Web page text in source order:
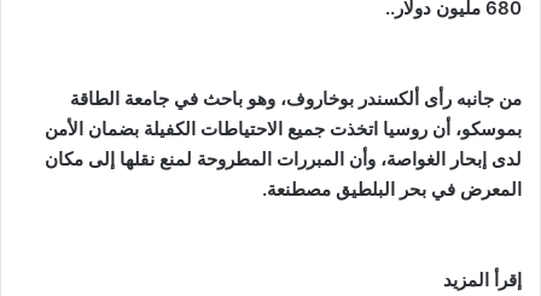
680 مليون دولار..
من جانبه رأى ألكسندر بوخاروف، وهو باحث في جامعة الطاقة
بموسكو، أن روسيا اتخذت جميع الاحتياطات الكفيلة بضمان الأمن
لدى إبحار الغواصة، وأن المبررات المطروحة لمنع نقلها إلى مكان
المعرض في بحر البلطيق مصطنعة.
إقرأ المزيد